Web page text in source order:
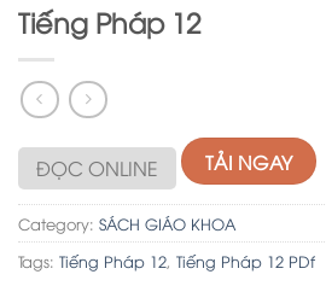
Tiếng Pháp 12
ĐỌC ONLINE TẢI NGAY
Category: SÁCH GIÁO KHOA
Tags: Tiếng Pháp 12, Tiếng Pháp 12 PDf